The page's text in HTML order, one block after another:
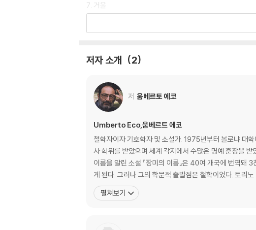
7. 거울
옮긴이의 말
저자 소개 2
저 움베르토 에코
Umberto Eco,움베르트 에코
철학자이자 기호학자 및 소설가. 1975년부터 볼로냐 대
사 학위를 받았으며 세계 각지에서 수많은 명예 훈장을 받
이름을 알린 소설 『장미의 이름』은 40여 개국에 번역돼
게 된다. 그러나 그의 학문적 출발점은 철학이었다. 토리
펼쳐보기